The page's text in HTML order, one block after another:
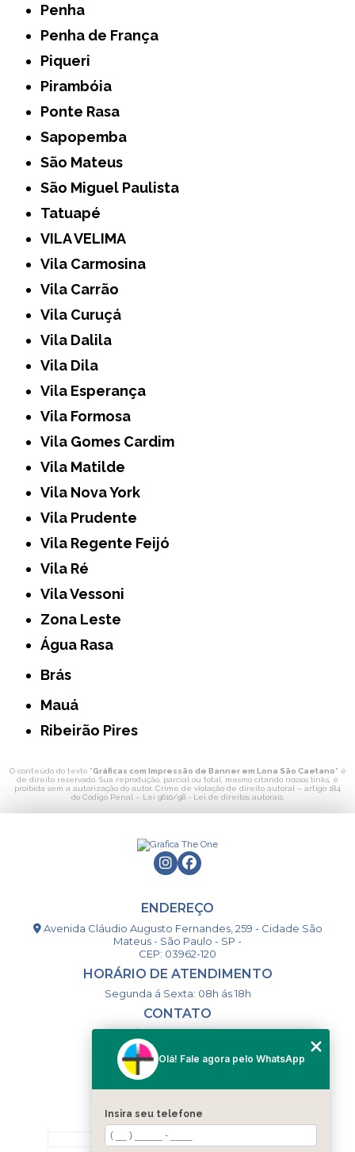
Penha
Penha de França
Piqueri
Pirambóia
Ponte Rasa
Sapopemba
São Mateus
São Miguel Paulista
Tatuapé
VILA VELIMA
Vila Carmosina
Vila Carrão
Vila Curuçá
Vila Dalila
Vila Dila
Vila Esperança
Vila Formosa
Vila Gomes Cardim
Vila Matilde
Vila Nova York
Vila Prudente
Vila Regente Feijó
Vila Ré
Vila Vessoni
Zona Leste
Água Rasa
Brás
Mauá
Ribeirão Pires
O conteúdo do texto "Gráficas com Impressão de Banner em Lona São Caetano" é
de direito reservado. Sua reprodução, parcial ou total, mesmo citando nossos links, é
proibida sem a autorização do autor. Crime de violação de direito autoral – artigo 184
do Código Penal – Lei 9610/98 - Lei de direitos autorais.
ENDEREÇO
Avenida Cláudio Augusto Fernandes, 259 - Cidade São
Mateus - São Paulo - SP -
CEP: 03962-120
HORÁRIO DE ATENDIMENTO
Segunda á Sexta: 08h ás 18h
CONTATO
(11) 98993-9556
togsm1@gmail.com
MENU
HOME
Olá! Fale agora pelo WhatsApp
Insira seu telefone